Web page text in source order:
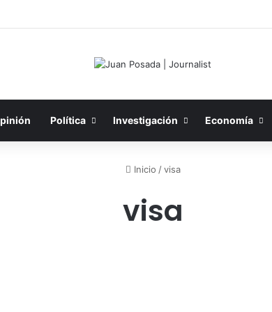
Política Investigación Economía
Inicio / visa
visa